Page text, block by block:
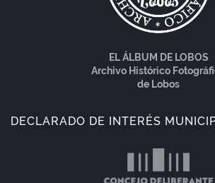
EL ÁLBUM DE LOBOS
Archivo Histórico
de Lobos
DECLARADO DE INTERÉS